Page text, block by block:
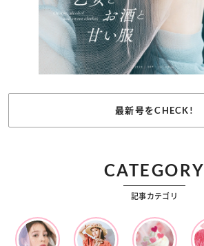
最新号をCHECK!
CATEGORY
記事カテゴリ